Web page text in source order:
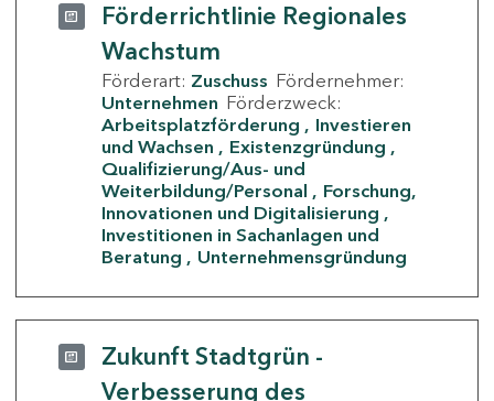
Förderrichtlinie Regionales
Wachstum
Förderart: Zuschuss Fördernehmer:
Unternehmen Förderzweck:
Arbeitsplatzförderung
Investieren
und Wachsen
Existenzgründung
Qualifizierung/Aus- und
Weiterbildung/Personal
Forschung,
Innovationen und Digitalisierung
Investitionen in Sachanlagen und
Beratung
Unternehmensgründung
Zukunft Stadtgrün -
Verbesserung des